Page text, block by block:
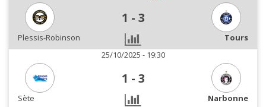
1 - 3
Plessis-Robinson
Tours
25/10/2025 - 19:30
1 - 3
Sète
Narbonne